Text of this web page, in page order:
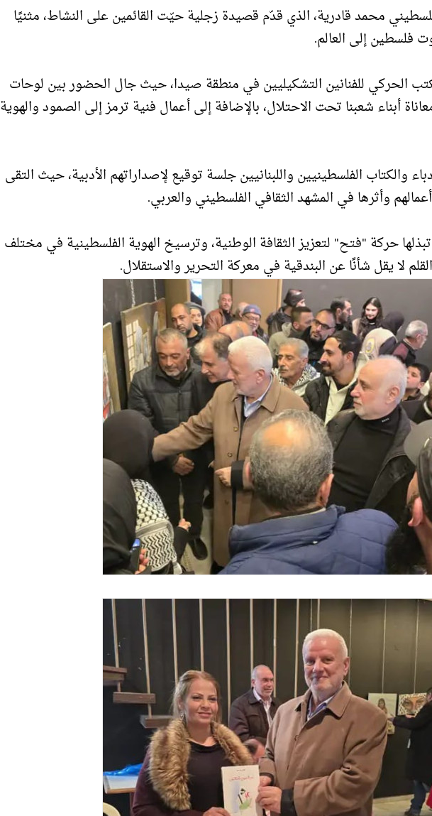
محمد قادرية، الذي قدّم قصيدة زجلية حيّت القائمين على النشاط، مثنيًا
فلسطين إلى العالم.
الحركي للفنانين التشكيليين في منطقة صيدا، حيث جال الحضور بين لوحات
أبناء شعبنا تحت الاحتلال، بالإضافة إلى أعمال فنية ترمز إلى الصمود والهوية
والكتاب الفلسطينيين واللبنانيين جلسة توقيع لإصداراتهم الأدبية، حيث التقى
وأثرها في المشهد الثقافي الفلسطيني والعربي.
حركة "فتح" لتعزيز الثقافة الوطنية، وترسيخ الهوية الفلسطينية في مختلف
لا يقل شأنًا عن البندقية في معركة التحرير والاستقلال.